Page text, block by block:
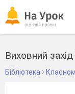
Виховний
Бібліотека